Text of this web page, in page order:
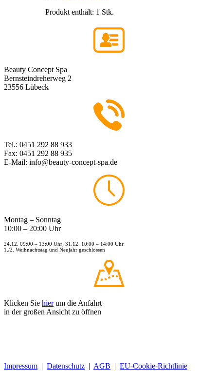
Produkt enthält: 1 Stk.
Beauty Concept Spa
Bernsteindreherweg 2
23556 Lübeck
Tel.: 0451 292 88 933
Fax: 0451 292 88 935
E-Mail: info@beauty-concept-spa.de
Montag – Sonntag
10:00 – 20:00 Uhr
24.12. 09:00 – 13:00 Uhr; 31.12. 10:00 – 14:00 Uhr
1./2. Weihnachtstag und Neujahr geschlossen
Klicken Sie hierum die Anfahrt
in der großen Ansicht zu öffnen
Impressum | Datenschutz | AGB | EU-Cookie-Richtlinie